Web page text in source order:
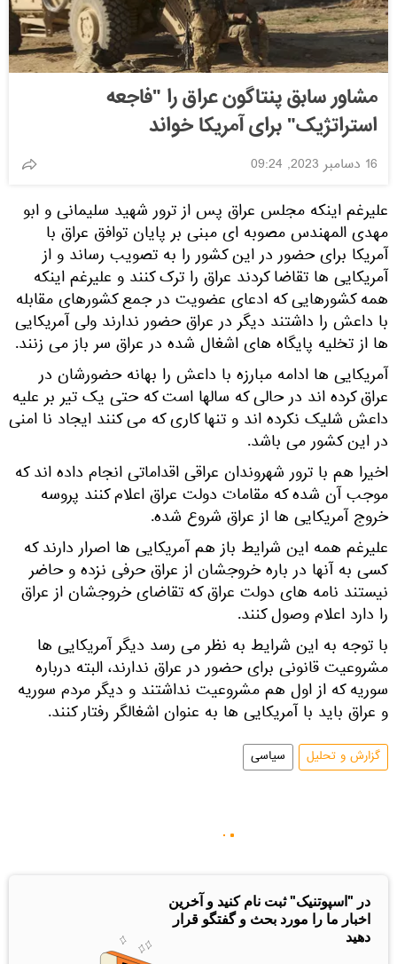
مشاور سابق پنتاگون عراق را "فاجعه
استراتژیک" برای آمریکا خواند
16 دسامبر 2023, 09:24
علیرغم اینکه مجلس عراق پس از ترور شهید سلیمانی و ابو
مهدی المهندس مصوبه ای مبنی بر پایان توافق عراق با
آمریکا برای حضور در این کشور را به تصویب رساند و از
آمریکایی ها تقاضا کردند عراق را ترک کنند و علیرغم اینکه
همه کشورهایی که ادعای عضویت در جمع کشورهای مقابله
با داعش را داشتند دیگر در عراق حضور ندارند ولی آمریکایی
ها از تخلیه پایگاه های اشغال شده در عراق سر باز می زنند.
آمریکایی ها ادامه مبارزه با داعش را بهانه حضورشان در
عراق کرده اند در حالی که سالها است که حتی یک تیر بر علیه
داعش شلیک نکرده اند و تنها کاری که می کنند ایجاد نا امنی
در این کشور می باشد.
اخیرا هم با ترور شهروندان عراقی اقداماتی انجام داده اند که
موجب آن شده که مقامات دولت عراق اعلام کنند پروسه
خروج آمریکایی ها از عراق شروع شده.
علیرغم همه این شرایط باز هم آمریکایی ها اصرار دارند که
کسی به آنها در باره خروجشان از عراق حرفی نزده و حاضر
نیستند نامه های دولت عراق که تقاضای خروجشان از عراق
را دارد اعلام وصول کنند.
با توجه به این شرایط به نظر می رسد دیگر آمریکایی ها
مشروعیت قانونی برای حضور در عراق ندارند، البته درباره
سوریه که از اول هم مشروعیت نداشتند و دیگر مردم سوریه
و عراق باید با آمریکایی ها به عنوان اشغالگر رفتار کنند.
گزارش و تحلیل سیاسی
در "اسپوتنیک" ثبت نام کنید و آخرین
اخبار ما را مورد بحث و گفتگو قرار
دهید